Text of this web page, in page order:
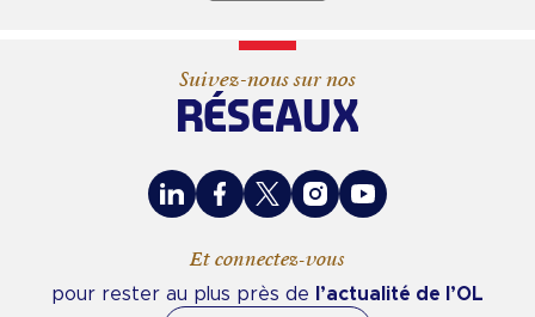
Suivez-nous sur nos
RÉSEAUX
LinkedInFacebook
X InstagramYoutube
Et connectez-vous
pour rester au plus près de l’actualité de l’OL